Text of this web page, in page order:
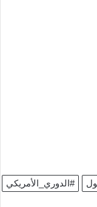
#الدوري_الأمريكي